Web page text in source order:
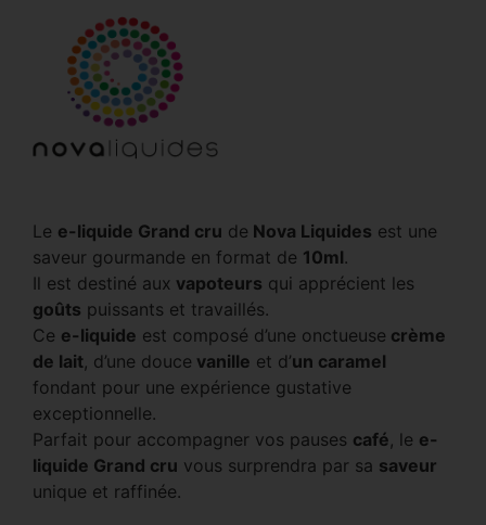
Le e-liquide Grand cru de Nova Liquides est une
saveur gourmande en format de 10ml.
Il est destiné aux vapoteurs qui apprécient les
goûts puissants et travaillés.
Ce e-liquide est composé d’une onctueuse crème
de lait, d’une douce vanille et d’un caramel
fondant pour une expérience gustative
exceptionnelle.
Parfait pour accompagner vos pauses café, le e-
liquide Grand cru vous surprendra par sa saveur
unique et raffinée.